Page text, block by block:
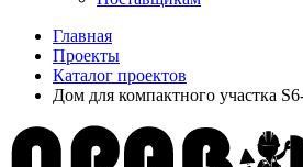
Главная
Проекты
Каталог проектов
Дом для компактного участка